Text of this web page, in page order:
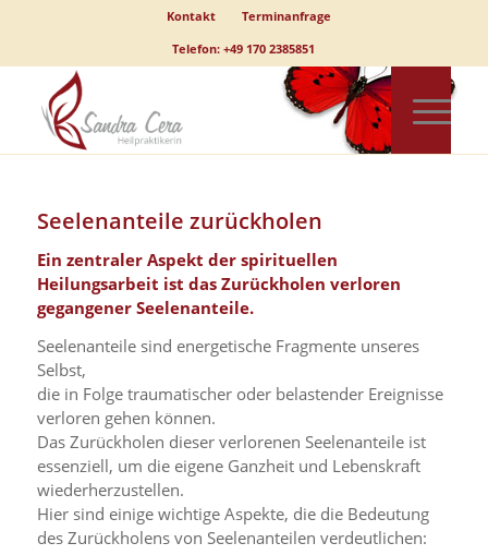
Kontakt
Terminanfrage
Telefon: +49 170 2385851
Seelenanteile zurückholen
Ein zentraler Aspekt der spirituellen
Heilungsarbeit ist das Zurückholen verloren
gegangener Seelenanteile.
Seelenanteile sind energetische Fragmente unseres
Selbst,
die in Folge traumatischer oder belastender Ereignisse
verloren gehen können.
Das Zurückholen dieser verlorenen Seelenanteile ist
essenziell, um die eigene Ganzheit und Lebenskraft
wiederherzustellen.
Hier sind einige wichtige Aspekte, die die Bedeutung
des Zurückholens von Seelenanteilen verdeutlichen: